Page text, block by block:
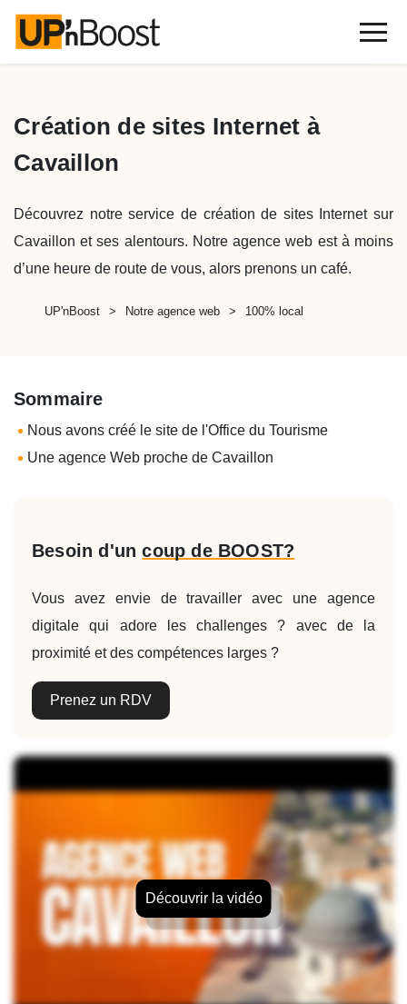
Création de sites Internet à
Cavaillon
Découvrez notre service de création de sites Internet sur
Cavaillon et ses alentours. Notre agence web est à moins
d’une heure de route de vous, alors prenons un café.
UP'nBoost Notre agence web 100% local
Sommaire
Nous avons créé le site de l'Office du Tourisme
Une agence Web proche de Cavaillon
Besoin d'uncoup de BOOST?
Vous avez envie de travailler avec une agence
digitale qui adore les challenges ? avec de la
proximité et des compétences larges ?
Prenez un RDV
Découvrir la vidéo